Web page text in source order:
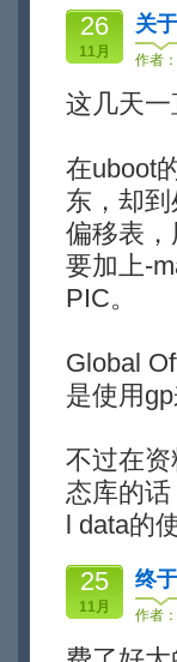
26
11月
关
作者：
这几天
在uboot
东，却
偏移表
要加上-
PIC。
Global
是使用gp
不过在
态库的
l data的
25
11月
终
作者：